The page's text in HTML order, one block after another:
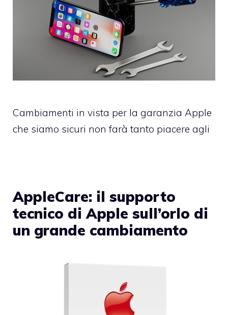
Cambiamenti in vista per la garanzia Apple
che siamo sicuri non farà tanto piacere agli
AppleCare: il supporto
tecnico di Apple sull’orlo di
un grande cambiamento